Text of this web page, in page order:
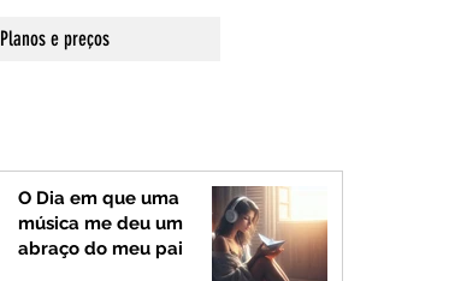
Planos e preços
O Dia em que uma
música me deu um
abraço do meu pai